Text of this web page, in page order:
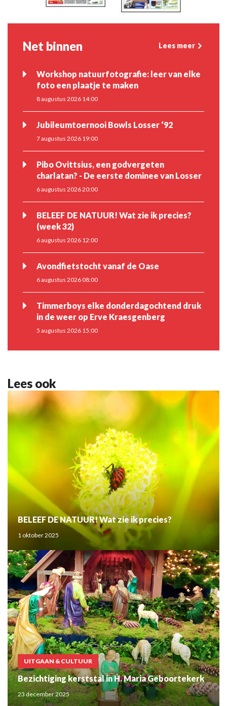
Net binnen Lees meer
Workshop natuurfotografie: leer van elke
foto een plaatje te maken
8 augustus 2026 14:00
Jubileumtoernooi Bowls Losser ‘92
7 augustus 2026 19:00
Pibo Ovittsius, een godvergeten
charlatan? - De eerste dominee van Losser
6 augustus 2026 20:00
BELEEF DE NATUUR! Wat zie ik precies?
(week 32)
6 augustus 2026 12:00
Avondfietstocht vanaf de Oase
6 augustus 2026 08:00
Timmerboys elke donderdagochtend druk
in de weer op Erve Kraesgenberg
5 augustus 2026 15:00
Lees ook
BELEEF DE NATUUR! Wat zie ik precies?
1 oktober 2025
UITGAAN & CULTUUR
Bezichtiging kerststal in H. Maria Geboortekerk
23 december 2025